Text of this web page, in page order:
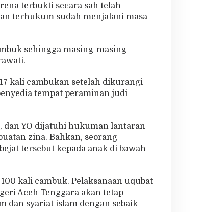
terbukti secara sah telah
terhukum sudah menjalani masa
sehingga masing-masing
kali cambukan setelah dikurangi
tempat peraminan judi
dan YO dijatuhi hukuman lantaran
zina. Bahkan, seorang
tersebut kepada anak di bawah
kali cambuk. Pelaksanaan uqubat
Aceh Tenggara akan tetap
dan syariat islam dengan sebaik-